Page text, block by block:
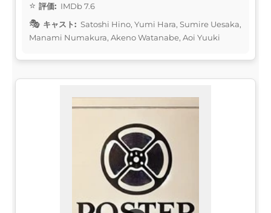
評価: IMDb 7.6
キャスト: Satoshi Hino, Yumi Hara, Sumire Uesaka,
Manami Numakura, Akeno Watanabe, Aoi Yuuki